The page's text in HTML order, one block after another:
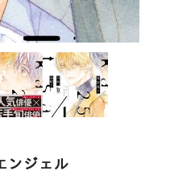
ンジェル